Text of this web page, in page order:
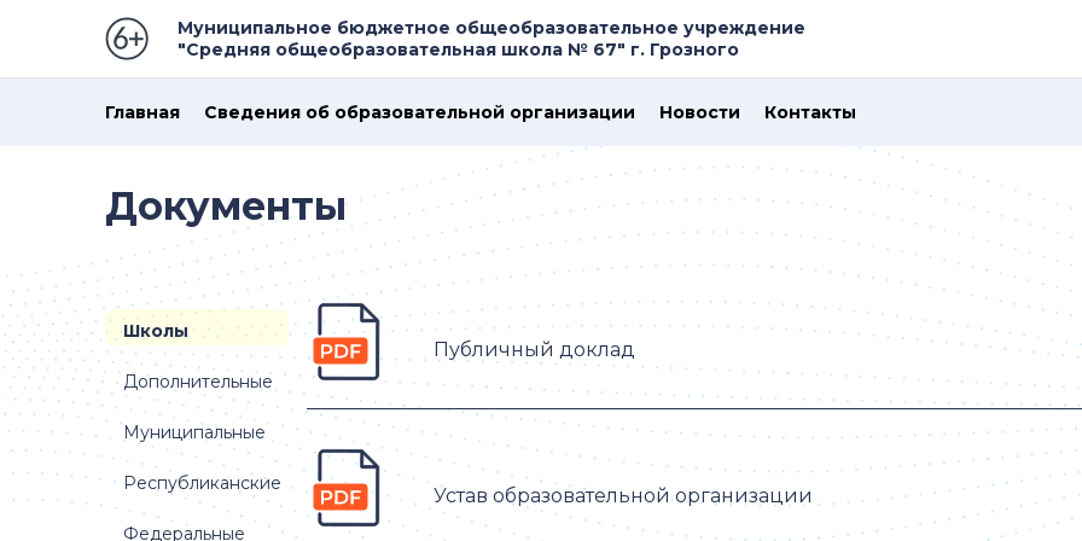
Муниципальное бюджетное общеобразовательное учреждение
"Средняя общеобразовательная школа № 67" г. Грозного
Главная Сведения об образовательной организации Новости Контакты
Документы
Школы
Дополнительные
Муниципальные
Республиканские
Федеральные
Публичный доклад
Устав образовательной организации